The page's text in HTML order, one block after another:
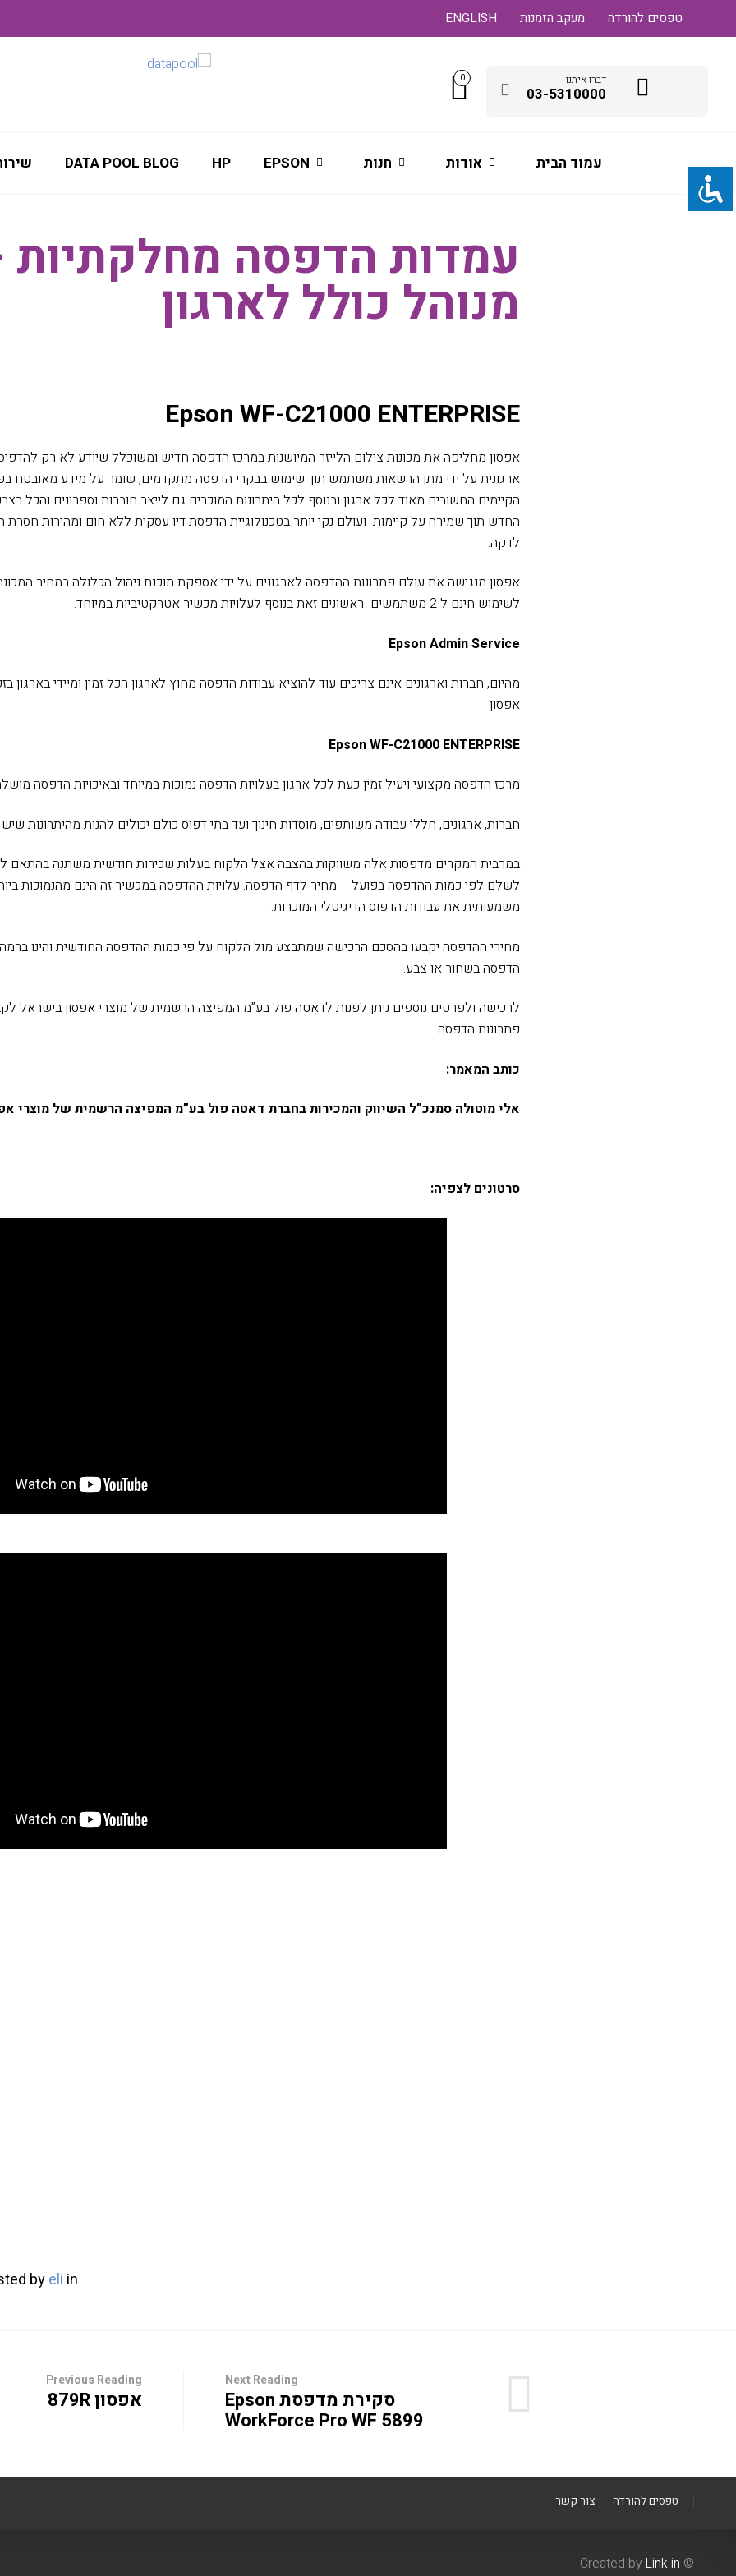
ENGLISH מעקב הזמנות טפסים להורדה
דברו איתנו
03-5310000
0
עמוד הבית אודות חנות EPSON
HP
DATA POOL BLOG
עמדות הדפסה מחלקתיות
מנוהל כולל לארגון
Epson WF-C21000 ENTERPRISE
אפסון מחליפה את מכונות צילום הלייזר המיושנות במרכז הדפסה חדיש ומשוכלל שיודע לא רק
ארגונית על ידי מתן הרשאות משתמש תוך שימוש בבקרי הדפסה מתקדמים, שומר על מידע מאובטח
הקיימים החשובים מאוד לכל ארגון ובנוסף לכל היתרונות המוכרים גם לייצר חוברות וספרונים והכל
לדקה.
אפסון מנגישה את עולם פתרונות ההדפסה לארגונים על ידי אספקת תוכנת ניהול הכלולה במחיר
לשימוש חינם ל 2 משתמשים ראשונים זאת בנוסף לעלויות מכשיר אטרקטיביות במיוחד.
Epson Admin Service
מהיום, חברות וארגונים אינם צריכים עוד להוציא עבודות הדפסה מחוץ לארגון הכל זמין ומיידי
אפסון
Epson WF-C21000 ENTERPRISE
מרכז הדפסה מקצועי ויעיל זמין כעת לכל ארגון בעלויות הדפסה נמוכות במיוחד ובאיכויות הדפסה
חברות, ארגונים, חללי עבודה משותפים, מוסדות חינוך ועד בתי דפוס כולם יכולים להנות מהיתרונות
במרבית המקרים מדפסות אלה משווקות בהצבה אצל הלקוח בעלות שכירות חודשית משתנה בהתאם
לשלם לפי כמות ההדפסה בפועל – מחיר לדף הדפסה. עלויות ההדפסה במכשיר זה הינם מהנמוכות
משמעותית את עבודות הדפוס הדיגיטלי המוכרות.
מחירי ההדפסה יקבעו בהסכם הרכישה שמתבצע מול הלקוח על פי כמות ההדפסה החודשית והינו
הדפסה בשחור או צבע.
לרכישה ולפרטים נוספים ניתן לפנות לדאטה פול בע”מ המפיצה הרשמית של מוצרי אפסון בישראל
פתרונות הדפסה.
כותב המאמר:
אלי מוטולה סמנכ”ל השיווק והמכירות בחברת דאטה פול בע”מ המפיצה הרשמית של מוצרי
סרטונים לצפיה:
byeli in
Previous Reading
אפסון 879R
Next Reading
סקירת מדפסת Epson
WorkForce Pro WF 5899
טפסים להורדה צור קשר
© Created by
Link in